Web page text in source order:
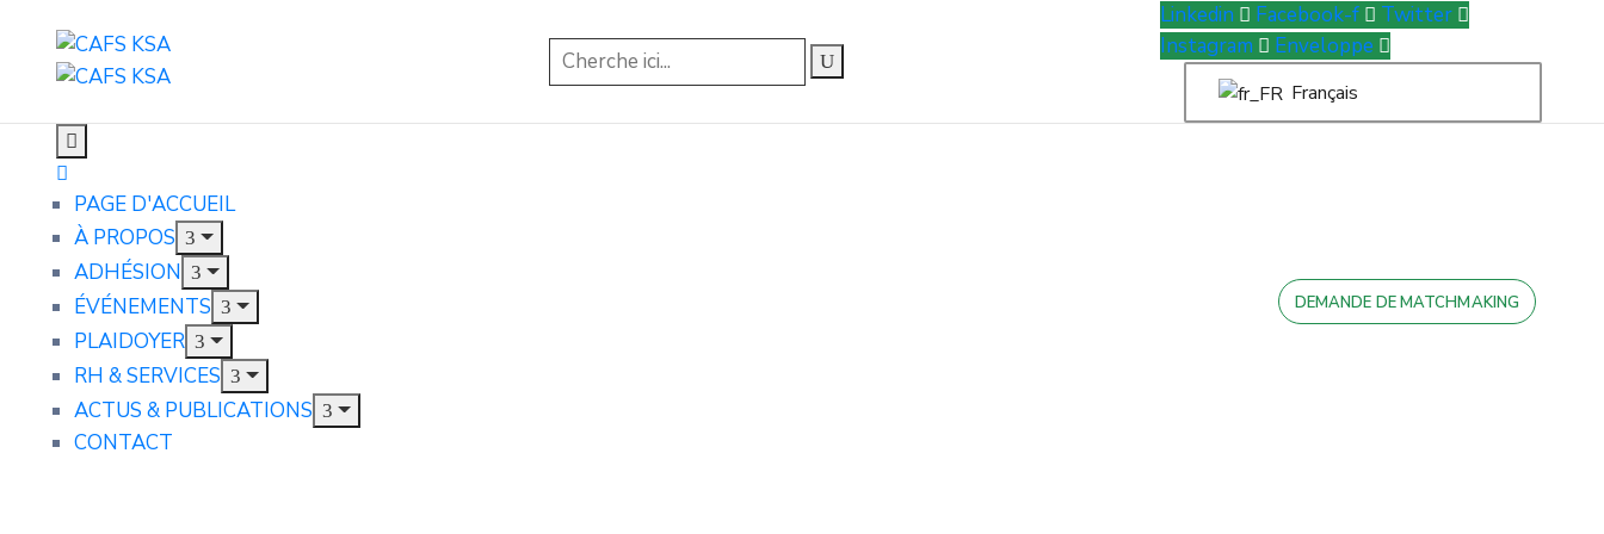
Linkedin Facebook-f
Twitter
Instagram
Enveloppe
Français
PAGE D'ACCUEIL
À PROPOS
ADHÉSION
ÉVÉNEMENTS
PLAIDOYER
RH & SERVICES
ACTUS & PUBLICATIONS
CONTACT
DEMANDE DE MATCHMAKING